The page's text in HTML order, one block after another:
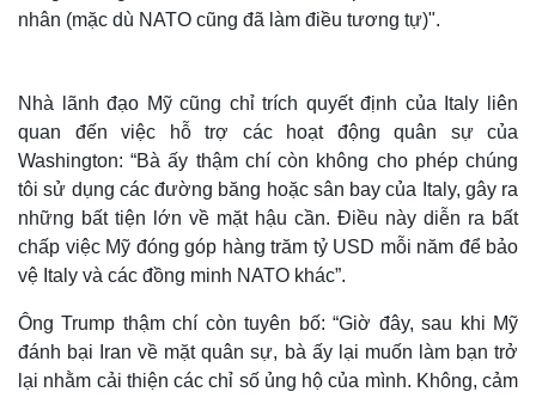
nhân (mặc dù NATO cũng đã làm điều tương tự)".
Nhà lãnh đạo Mỹ cũng chỉ trích quyết định của Italy liên
quan đến việc hỗ trợ các hoạt động quân sự của
Washington: “Bà ấy thậm chí còn không cho phép chúng
tôi sử dụng các đường băng hoặc sân bay của Italy, gây ra
những bất tiện lớn về mặt hậu cần. Điều này diễn ra bất
chấp việc Mỹ đóng góp hàng trăm tỷ USD mỗi năm để bảo
vệ Italy và các đồng minh NATO khác”.
Ông Trump thậm chí còn tuyên bố: “Giờ đây, sau khi Mỹ
đánh bại Iran về mặt quân sự, bà ấy lại muốn làm bạn trở
lại nhằm cải thiện các chỉ số ủng hộ của mình. Không, cảm